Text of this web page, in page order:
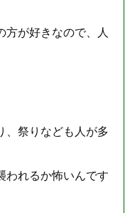
方が好きなので、人
、祭りなども人が多
われるか怖いんです